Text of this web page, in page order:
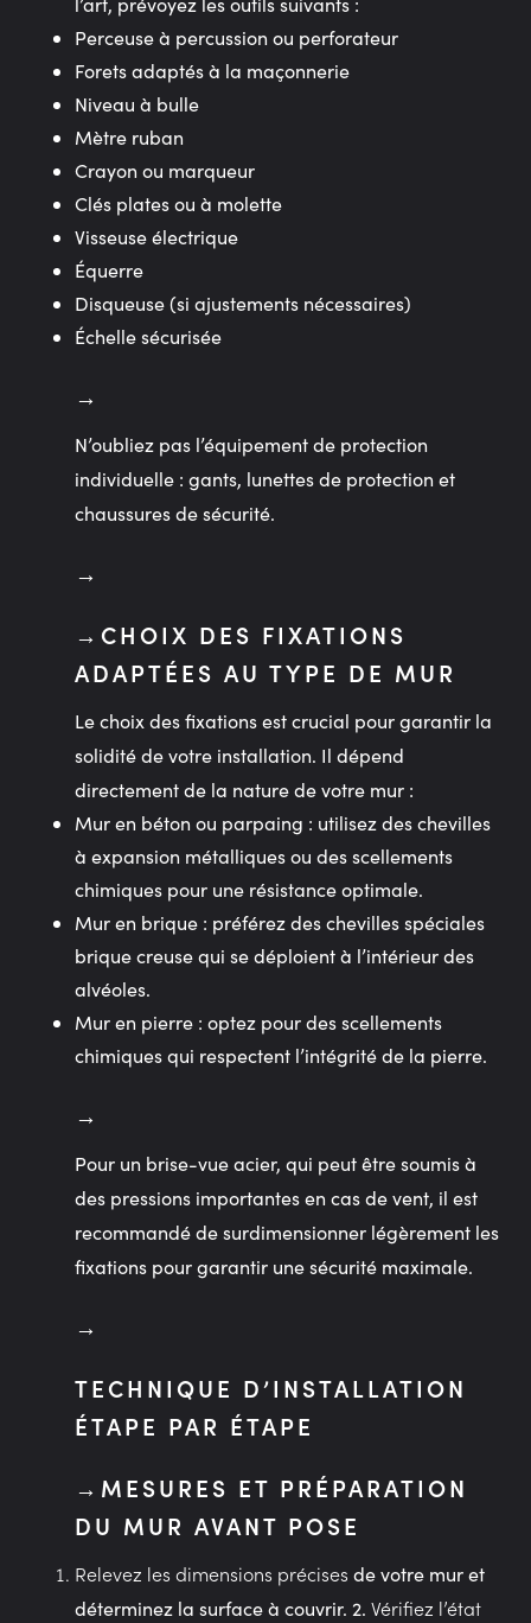
Perceuse à percussion ou perforateur
Forets adaptés à la maçonnerie
Niveau à bulle
Mètre ruban
Crayon ou marqueur
Clés plates ou à molette
Visseuse électrique
Équerre
Disqueuse (si ajustements nécessaires)
Échelle sécurisée
N’oubliez pas l’équipement de protection
individuelle : gants, lunettes de protection et
chaussures de sécurité.
CHOIX DES FIXATIONS
ADAPTÉES AU TYPE DE MUR
Le choix des fixations est crucial pour garantir la
solidité de votre installation. Il dépend
directement de la nature de votre mur :
Mur en béton ou parpaing : utilisez des chevilles
à expansion métalliques ou des scellements
chimiques pour une résistance optimale.
Mur en brique: préférez des chevilles spéciales
brique creuse qui se déploient à l’intérieur des
alvéoles.
Mur en pierre: optez pour des scellements
chimiques qui respectent l’intégrité de la pierre.
Pour un brise-vue acier, qui peut être soumis à
des pressions importantes en cas de vent, il est
recommandé de surdimensionner légèrement les
fixations pour garantir une sécurité maximale.
TECHNIQUE D’INSTALLATION
ÉTAPE PAR ÉTAPE
MESURES ET PRÉPARATION
DU MUR AVANT POSE
Relevez les dimensions précises de votre mur et
déterminez la surface à couvrir. 2. Vérifiez l’état